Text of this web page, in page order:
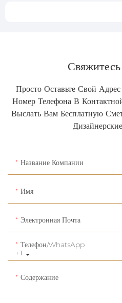
Просто Оставьте Свой
Номер Телефона В
Выслать Вам Бесплатную
Название Компании
Имя
Электронная Почта
+1
Телефон/WhatsApp
Содержание